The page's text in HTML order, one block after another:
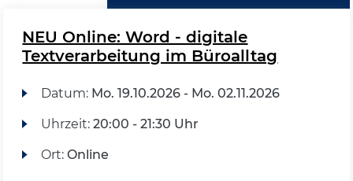
NEU Online: Word - digitale
Textverarbeitung im Büroalltag
Datum: Mo. 19.10.2026 - Mo. 02.11.2026
Uhrzeit: 20:00 - 21:30 Uhr
Ort: Online